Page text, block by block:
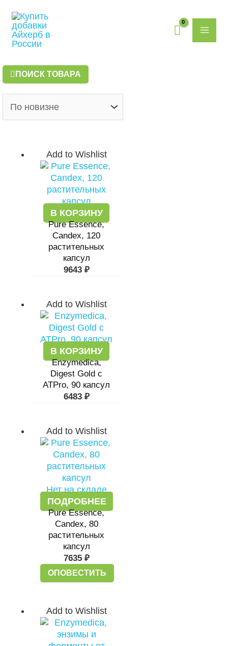
содержимому
ПОИСК ТОВАРА
Add to Wishlist
В КОРЗИНУ
Pure Essence,
Candex, 120
растительных
капсул
9643 ₽
Add to Wishlist
В КОРЗИНУ
Enzymedica,
Digest Gold с
ATPro, 90 капсул
6483 ₽
Add to Wishlist
Нет на складе
ПОДРОБНЕЕ
Pure Essence,
Candex, 80
растительных
капсул
7635 ₽
ОПОВЕСТИТЬ
Add to Wishlist